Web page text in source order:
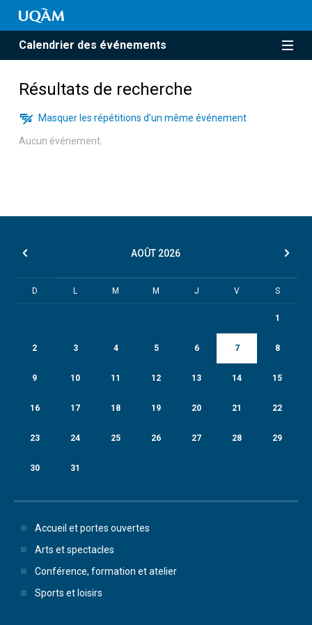
Calendrier des événements
Résultats de recherche
Masquer les répétitions d’un même événement
Aucun événement.
AOÛT 2026
D L M M J V S
1
2 3 4 5 6 7 8
9 10 11 12 13 14 15
16 17 18 19 20 21 22
23 24 25 26 27 28 29
30 31
Accueil et portes ouvertes
Arts et spectacles
Conférence, formation et atelier
Sports et loisirs